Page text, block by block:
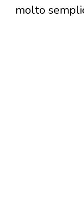
molto